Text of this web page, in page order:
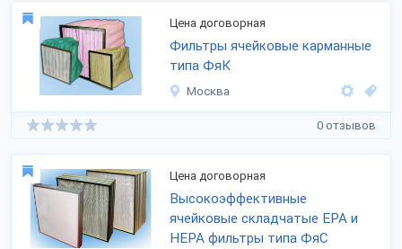
Цена договорная
Фильтры ячейковые карманные
типа ФяК
Москва
0 отзывов
Цена договорная
Высокоэффективные
ячейковые складчатые ЕРА и
НЕРА фильтры типа ФяС